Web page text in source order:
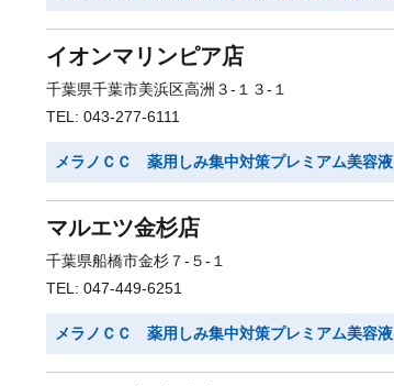
イオンマリンピア店
千葉県千葉市美浜区高洲３-１３-１
TEL: 043-277-6111
メラノＣＣ 薬用しみ集中対策プレミアム美容液
マルエツ金杉店
千葉県船橋市金杉７-５-１
TEL: 047-449-6251
メラノＣＣ 薬用しみ集中対策プレミアム美容液